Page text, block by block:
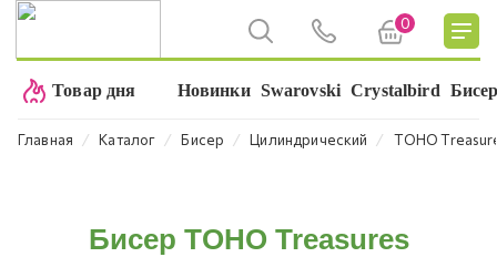
0
Товар дня Новинки Swarovski Crystalbird
Главная ⁄ Каталог ⁄ Бисер ⁄ Цилиндрический ⁄ TOHO
Бисер TOHO Treasures